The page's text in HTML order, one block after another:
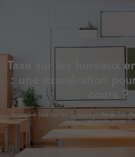
Taxe sur les bureaux
: une exonération
cours ?
Accueil»Taxe sur les bureaux en Ile-de-
salles de cours ?